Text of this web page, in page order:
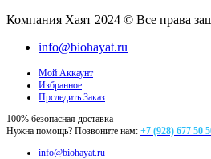
Компания Хаят 2024 © Все права
info@biohayat.ru
Мой Аккаунт
Избранное
Прследить Заказ
100% безопасная доставка
Нужна помощь? Позвоните нам: +7 (928) 677 50
info@biohayat.ru